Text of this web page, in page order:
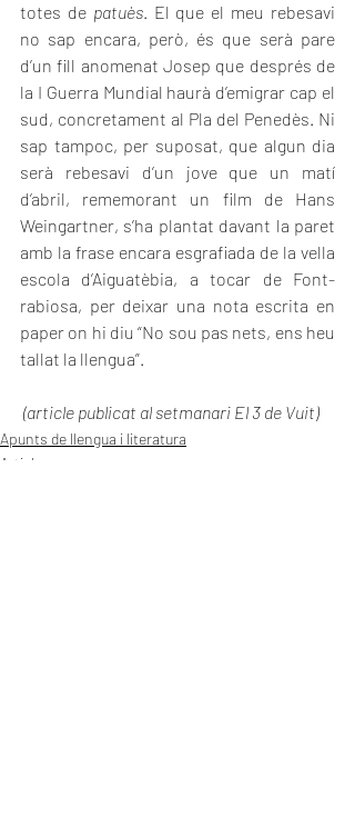
totes de patuès. El que el meu rebesavi
no sap encara, però, és que serà pare
d’un fill anomenat Josep que després de
la I Guerra Mundial haurà d’emigrar cap el
sud, concretament al Pla del Penedès. Ni
sap tampoc, per suposat, que algun dia
serà rebesavi d’un jove que un matí
d’abril, rememorant un film de Hans
Weingartner, s’ha plantat davant la paret
amb la frase encara esgrafiada de la vella
escola d’Aiguatèbia, a tocar de Font-
rabiosa, per deixar una nota escrita en
paper on hi diu “No sou pas nets, ens heu
tallat la llengua”.
(article publicat al setmanari El 3 de Vuit)
Apunts de llengua i literatura
Articles a premsa